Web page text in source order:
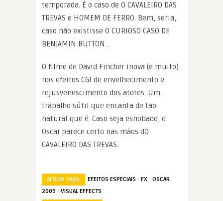
temporada. É o caso de O CAVALEIRO DAS
TREVAS e HOMEM DE FERRO. Bem, seria,
caso não existisse O CURIOSO CASO DE
BENJAMIN BUTTON…
O filme de David Fincher inova (e muito)
nos efeitos CGI de envelhecimento e
rejusvenescimento dos atores. Um
trabalho sútil que encanta de tão
natural que é. Caso seja esnobado, o
Oscar parece certo nas mãos dO
CAVALEIRO DAS TREVAS.
Article Tags: EFEITOS ESPECIAIS · FX · OSCAR
2009 · VISUAL EFFECTS